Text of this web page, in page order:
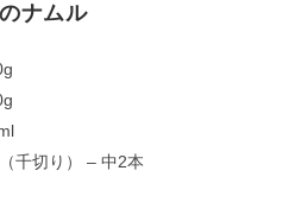
ナムル
千切り） – 中2本